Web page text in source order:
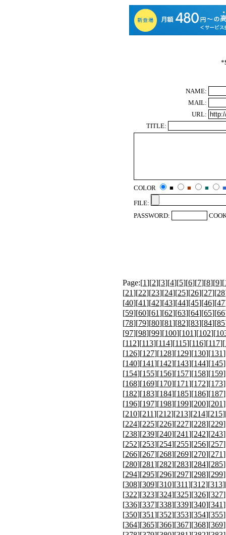
*
NAME:
MAIL:
URL:
TITLE:
COLOR ■ ■ ■
■
FILE:
PASSWORD:
Page:[1][2][3][4][5][6][7][8][9][
[21][22][23][24][25][26][27][28
[40][41][42][43][44][45][46][47
[59][60][61][62][63][64][65][66
[78][79][80][81][82][83][84][85
[97][98][99][100][101][102][
[112][113][114][115][116][117][
[126][127][128][129][130][131
[140][141][142][143][144][145
[154][155][156][157][158][159
[168][169][170][171][172][173
[182][183][184][185][186][187
[196][197][198][199][200][201
[210][211][212][213][214][215
[224][225][226][227][228][229
[238][239][240][241][242][243
[252][253][254][255][256][257
[266][267][268][269][270][271
[280][281][282][283][284][285
[294][295][296][297][298][299
[308][309][310][311][312][313
[322][323][324][325][326][327
[336][337][338][339][340][341
[350][351][352][353][354][355
[364][365][366][367][368][369